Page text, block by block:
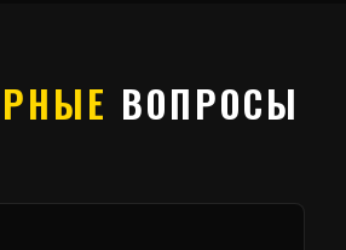
ВОПРОСЫ